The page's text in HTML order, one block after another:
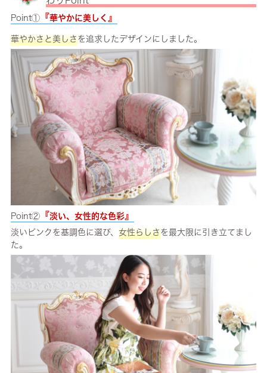
Point①『華やかに美しく 』
華やかさと美しさを追求したデザインにしました。
Point②『淡い、女性的な色彩』
淡いピンクを基調色に選び、 女性らしさを最大限に引き立てまし
た。